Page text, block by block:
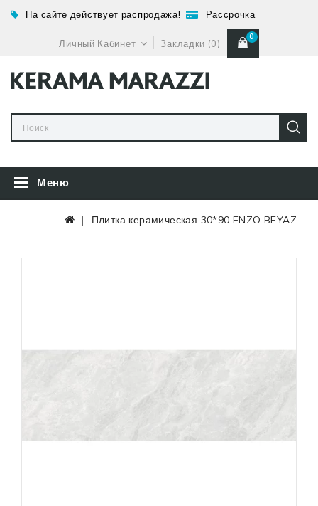
На сайте действует распродажа! Рассрочка
Личный Кабинет Закладки (0)
0
Меню
Плитка керамическая 30*90 ENZO BEYAZ